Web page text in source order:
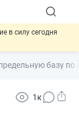
в силу сегодня
товаров через
предлагают
базу
1к